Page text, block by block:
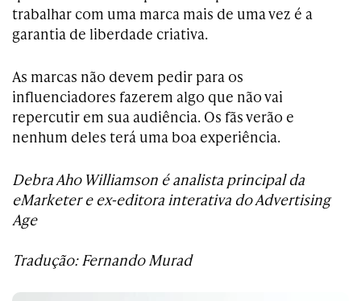
trabalhar com uma marca mais de uma vez é a
garantia de liberdade criativa.
As marcas não devem pedir para os
influenciadores fazerem algo que não vai
repercutir em sua audiência. Os fãs verão e
nenhum deles terá uma boa experiência.
Debra Aho Williamson é analista principal da
eMarketer e ex-editora interativa do Advertising
Age
Tradução: Fernando Murad